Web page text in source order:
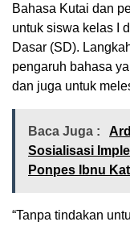
Bahasa Kutai dan
untuk siswa kelas I
Dasar (SD).
pengaruh bahasa
dan juga untuk
Baca Juga :
Sosialisasi
Ponpes Ibnu
“Tanpa tindakan